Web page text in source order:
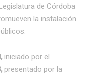
de Córdoba
la instalación
iniciado por el
presentado por la